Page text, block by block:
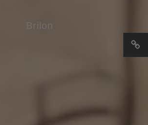
Brilon